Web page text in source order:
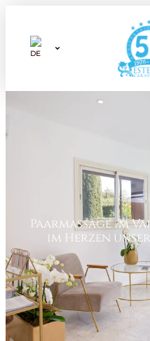
Paarmassage im
im Herzen